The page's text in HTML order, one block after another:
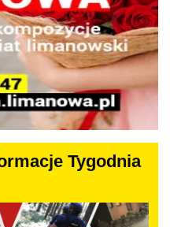
Tygodnia